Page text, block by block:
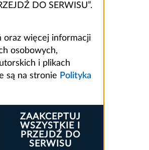
DO SERWISU”.
oraz więcej informacji
osobowych,
i plikach
są na stronie Polityka
ZAAKCEPTUJ
WSZYSTKIE I
PRZEJDŹ DO
SERWISU